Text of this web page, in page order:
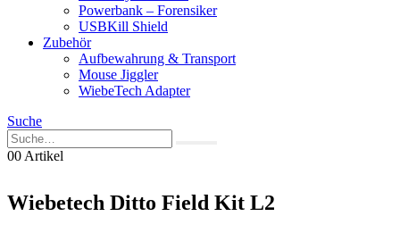
Powerbank – Forensiker
USBKill Shield
Zubehör
Aufbewahrung & Transport
Mouse Jiggler
WiebeTech Adapter
Suche
00 Artikel
Wiebetech Ditto Field Kit L2